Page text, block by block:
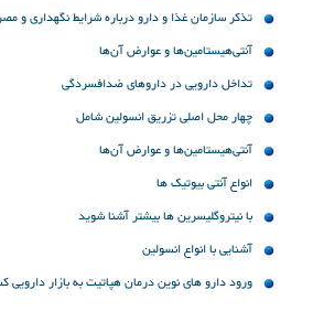
تذکر سازمان غذا و دارو درباره شرایط نگهداری و
آنتی‌هیستامین‌ها و عوارض آن‌ها
تداخل دارویی در داروهای ضدافسردگی
چهار محل اصلی تزریق انسولین شامل
آنتی‌هیستامین‌ها و عوارض آن‌ها
انواع آنتی بیوتیک ‌ها
با نیتروگلیسرین ها بیشتر آشنا شوید
آشنایی با انواع انسولین
ورود دارو های نوین درمان هپاتیت به بازار دارویی